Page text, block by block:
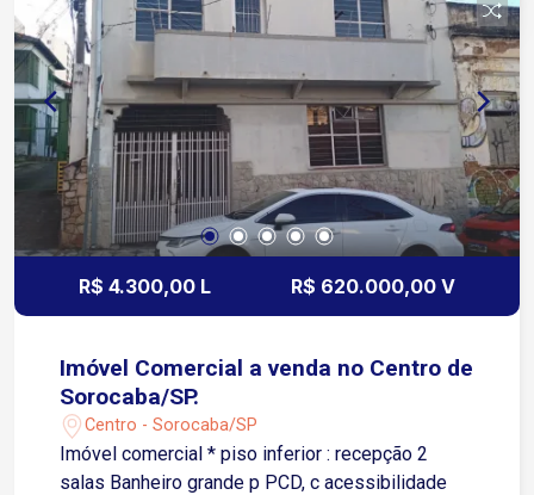
restaurantes, transporte público e diversos
serviços essenciais, facilitando o dia a dia para
uso residencial ou comercial
R$ 4.300,00 L R$ 620.000,00 V
Imóvel Comercial a venda no Centro de
Sorocaba/SP.
Centro - Sorocaba/SP
Imóvel comercial * piso inferior : recepção 2
salas Banheiro grande p PCD, c acessibilidade